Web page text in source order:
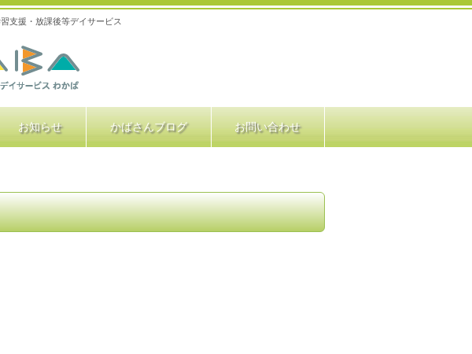
支援・放課後等デイサービス
お知らせ かばさんブログ お問い合わせ